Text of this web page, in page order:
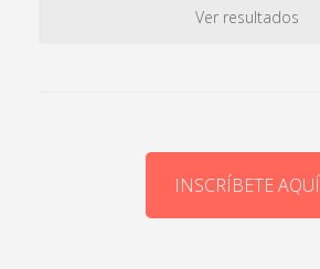
Ver resultados
INSCRÍBETE AQUÍ